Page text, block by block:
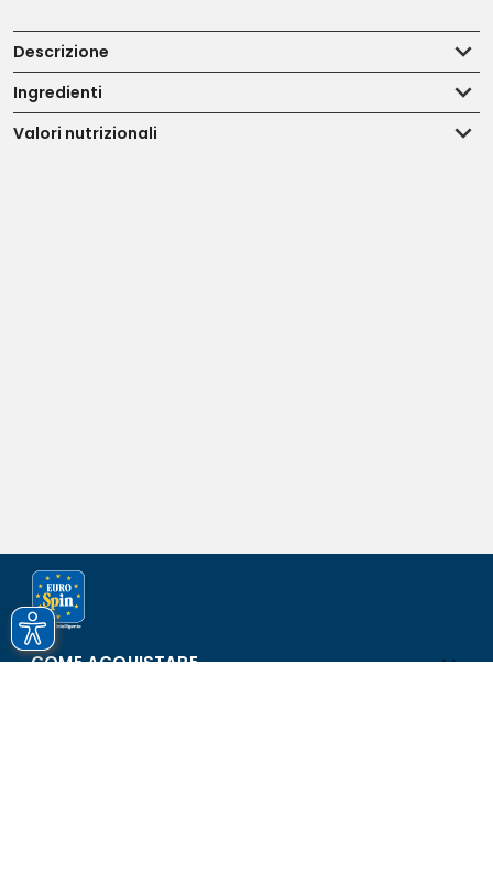
Descrizione
Ingredienti
Valori nutrizionali
COME ACQUISTARE